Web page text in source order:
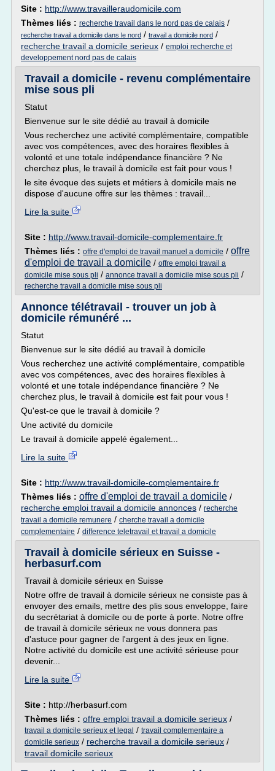
Site : http://www.travailleraudomicile.com
Thèmes liés : recherche travail dans le nord pas de calais /
recherche travail a domicile dans le nord / travail a domicile nord /
recherche travail a domicile serieux / emploi recherche et
developpement nord pas de calais
Travail a domicile - revenu complémentaire
mise sous pli
Statut
Bienvenue sur le site dédié au travail à domicile
Vous recherchez une activité complémentaire, compatible
avec vos compétences, avec des horaires flexibles à
volonté et une totale indépendance financière ? Ne
cherchez plus, le travail à domicile est fait pour vous !
le site évoque des sujets et métiers à domicile mais ne
dispose d'aucune offre sur les thèmes : travail...
Lire la suite
Site : http://www.travail-domicile-complementaire.fr
Thèmes liés : offre d'emploi de travail manuel a domicile / offre
d'emploi de travail a domicile / offre emploi travail a
domicile mise sous pli / annonce travail a domicile mise sous pli /
recherche travail a domicile mise sous pli
Annonce télétravail - trouver un job à
domicile rémunéré ...
Statut
Bienvenue sur le site dédié au travail à domicile
Vous recherchez une activité complémentaire, compatible
avec vos compétences, avec des horaires flexibles à
volonté et une totale indépendance financière ? Ne
cherchez plus, le travail à domicile est fait pour vous !
Qu'est-ce que le travail à domicile ?
Une activité du domicile
Le travail à domicile appelé également...
Lire la suite
Site : http://www.travail-domicile-complementaire.fr
Thèmes liés : offre d'emploi de travail a domicile /
recherche emploi travail a domicile annonces / recherche
travail a domicile remunere / cherche travail a domicile
complementaire / difference teletravail et travail a domicile
Travail à domicile sérieux en Suisse -
herbasurf.com
Travail à domicile sérieux en Suisse
Notre offre de travail à domicile sérieux ne consiste pas à
envoyer des emails, mettre des plis sous enveloppe, faire
du secrétariat à domicile ou de porte à porte. Notre offre
de travail à domicile sérieux ne vous donnera pas
d'astuce pour gagner de l'argent à des jeux en ligne.
Notre activité du domicile est une activité sérieuse pour
devenir...
Lire la suite
Site : http://herbasurf.com
Thèmes liés : offre emploi travail a domicile serieux /
travail a domicile serieux et legal / travail complementaire a
domicile serieux / recherche travail a domicile serieux /
travail domicile serieux